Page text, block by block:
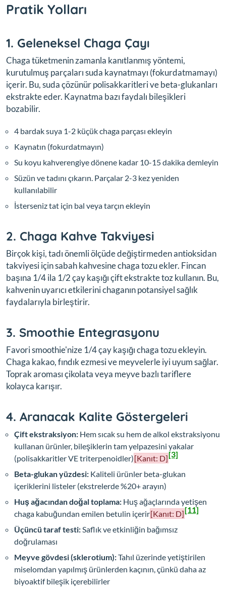
Pratik Yolları
1. Geleneksel Chaga Çayı
Chaga tüketmenin zamanla kanıtlanmış yöntemi,
kurutulmuş parçaları suda kaynatmayı (fokurdatmamayı)
içerir. Bu, suda çözünür polisakkaritleri ve beta-glukanları
ekstrakte eder. Kaynatma bazı faydalı bileşikleri
bozabilir.
4 bardak suya 1-2 küçük chaga parçası ekleyin
Kaynatın (fokurdatmayın)
Su koyu kahverengiye dönene kadar 10-15 dakika demleyin
Süzün ve tadını çıkarın. Parçalar 2-3 kez yeniden
kullanılabilir
İsterseniz tat için bal veya tarçın ekleyin
2. Chaga Kahve Takviyesi
Birçok kişi, tadı önemli ölçüde değiştirmeden antioksidan
takviyesi için sabah kahvesine chaga tozu ekler. Fincan
başına 1/4 ila 1/2 çay kaşığı çift ekstrakte toz kullanın. Bu,
kahvenin uyarıcı etkilerini chaganın potansiyel sağlık
faydalarıyla birleştirir.
3. Smoothie Entegrasyonu
Favori smoothie'nize 1/4 çay kaşığı chaga tozu ekleyin.
Chaga kakao, fındık ezmesi ve meyvelerle iyi uyum sağlar.
Toprak aroması çikolata veya meyve bazlı tariflere
kolayca karışır.
4. Aranacak Kalite Göstergeleri
Çift ekstraksiyon: Hem sıcak su hem de alkol ekstraksiyonu
kullanan ürünler, bileşiklerin tam yelpazesini yakalar
(polisakkaritler VE triterpenoidler)[Kanıt: D][3]
Beta-glukan yüzdesi: Kaliteli ürünler beta-glukan
içeriklerini listeler (ekstrelerde %20+ arayın)
Huş ağacından doğal toplama: Huş ağaçlarında yetişen
chaga kabuğundan emilen betulin içerir[Kanıt: D][11]
Üçüncü taraf testi:Saflık ve etkinliğin bağımsız
doğrulaması
Meyve gövdesi (sklerotium):Tahıl üzerinde yetiştirilen
miselomdan yapılmış ürünlerden kaçının, çünkü daha az
biyoaktif bileşik içerebilirler